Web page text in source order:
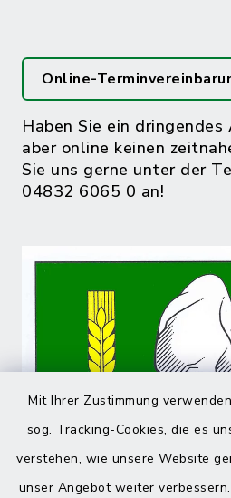
Mit Ihrer Zustimmung
sog. Tracking-Cookies, die es
verstehen, wie unsere Website
unser Angebot weiter
Online-
Haben Sie ein
aber online keinen
Sie uns gerne unter der
04832 6065 0 an!